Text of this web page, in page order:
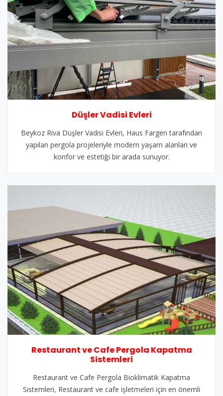
Düşler Vadisi Evleri
Beykoz Riva Düşler Vadisi Evleri, Haus Fargen tarafından
yapılan pergola projeleriyle modern yaşam alanları ve
konfor ve estetiği bir arada sunuyor.
Restaurant ve Cafe Pergola Kapatma
Sistemleri
Restaurant ve Cafe Pergola Bioklimatik Kapatma
Sistemleri, Restaurant ve cafe işletmeleri için en önemli